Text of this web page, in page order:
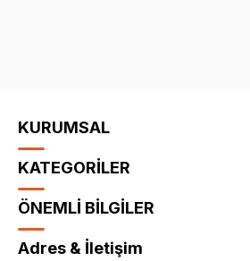
KURUMSAL
KATEGORİLER
ÖNEMLİ BİLGİLER
Adres & İletişim